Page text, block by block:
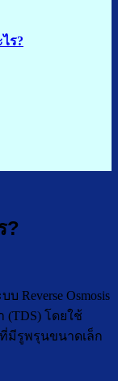
ร?
?
Reverse Osmosis
(TDS) โดยใช้
มีรูพรุนขนาดเล็ก